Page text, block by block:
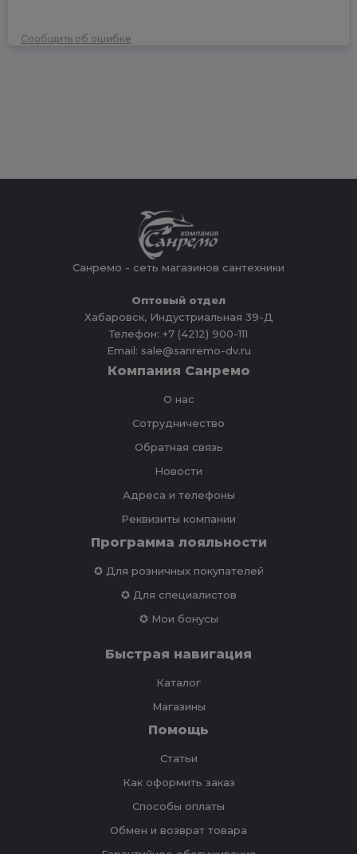
Сообщить об ошибке
Санремо - сеть магазинов сантехники
Оптовый отдел
Хабаровск, Индустриальная 39-Д
Телефон: +7 (4212) 900-111
Email: sale@sanremo-dv.ru
Компания Санремо
О нас
Сотрудничество
Обратная связь
Новости
Адреса и телефоны
Реквизиты компании
Программа лояльности
✪ Для розничных покупателей
✪ Для специалистов
✪ Мои бонусы
Быстрая навигация
Каталог
Магазины
Помощь
Статьи
Как оформить заказ
Способы оплаты
Обмен и возврат товара